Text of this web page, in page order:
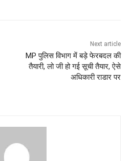
Next article
MP पुलिस विभाग में बड़े फेरबदल की
तैयारी, लो जी हो गई सूची तैयार, ऐसे
अधिकारी राडार पर